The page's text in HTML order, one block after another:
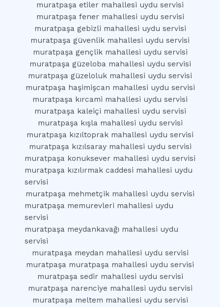
muratpaşa etiler mahallesi uydu servisi
muratpaşa fener mahallesi uydu servisi
muratpaşa gebizli mahallesi uydu servisi
muratpaşa güvenlik mahallesi uydu servisi
muratpaşa gençlik mahallesi uydu servisi
muratpaşa güzeloba mahallesi uydu servisi
muratpaşa güzeloluk mahallesi uydu servisi
muratpaşa haşimişcan mahallesi uydu servisi
muratpaşa kırcami mahallesi uydu servisi
muratpaşa kaleiçi mahallesi uydu servisi
muratpaşa kışla mahallesi uydu servisi
muratpaşa kızıltoprak mahallesi uydu servisi
muratpaşa kızılsaray mahallesi uydu servisi
muratpaşa konuksever mahallesi uydu servisi
muratpaşa kızılırmak caddesi mahallesi uydu
servisi
muratpaşa mehmetçik mahallesi uydu servisi
muratpaşa memurevleri mahallesi uydu
servisi
muratpaşa meydankavağı mahallesi uydu
servisi
muratpaşa meydan mahallesi uydu servisi
muratpaşa muratpaşa mahallesi uydu servisi
muratpaşa sedir mahallesi uydu servisi
muratpaşa narenciye mahallesi uydu servisi
muratpaşa meltem mahallesi uydu servisi